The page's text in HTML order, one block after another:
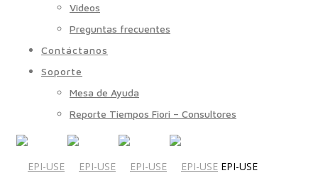
Videos
Preguntas frecuentes
Contáctanos
Soporte
Mesa de Ayuda
Reporte Tiempos Fiori – Consultores
EPI-USE